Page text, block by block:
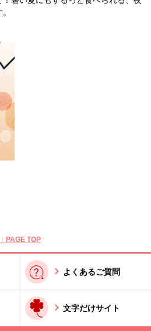
↑ PAGE TOP
よくあるご質問
文字だけサイト